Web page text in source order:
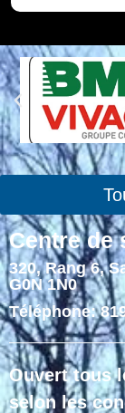
Centre de
320, Rang 6,
G0N 1N0
Téléphone:
Ouvert tous
selon les